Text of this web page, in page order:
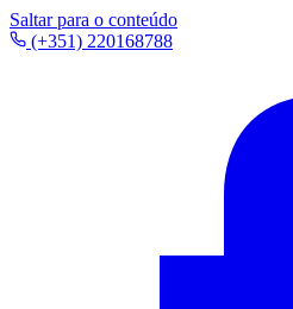
Saltar para o conteúdo
(+351) 220168788